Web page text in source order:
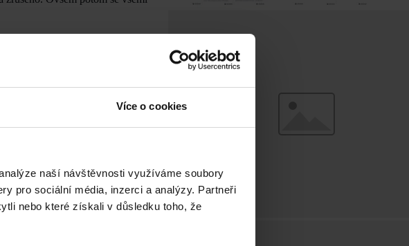
Více o cookies
naší návštěvnosti využíváme soubory
pro sociální média, inzerci a analýzy. Partneři
nebo které získali v důsledku toho, že